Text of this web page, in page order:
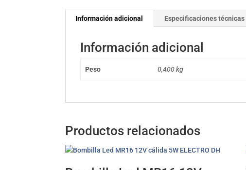
Información adicional Especificaciones técnicas
Información adicional
Peso 0,400 kg
Productos relacionados